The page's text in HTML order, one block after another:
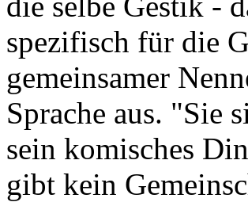
spezifisch für die
gemeinsamer
Sprache aus. "Sie
sein komisches
gibt kein